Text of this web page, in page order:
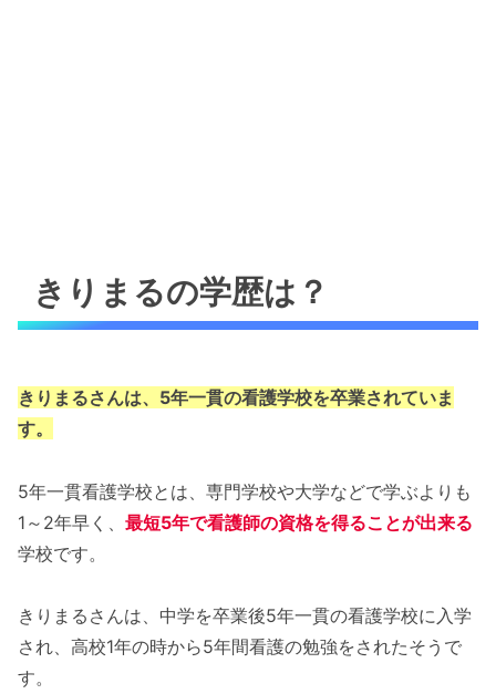
きりまるの学歴は？
きりまるさんは、5年一貫の看護学校を卒業されていま
す。
5年一貫看護学校とは、専門学校や大学などで学ぶよりも
1～2年早く、 最短5年で看護師の資格を得ることが出来る
学校です。
きりまるさんは、中学を卒業後5年一貫の看護学校に入学
され、高校1年の時から5年間看護の勉強をされたそうで
す。